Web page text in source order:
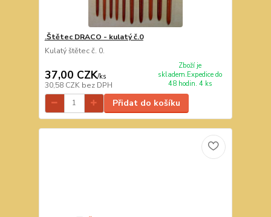
.Štětec DRACO - kulatý č.0
Kulatý štětec č. 0.
37,00 CZK/ks
30,58 CZK bez DPH
Zboží je
skladem.Expedice do
48 hodin. 4 ks
Přidat do košíku